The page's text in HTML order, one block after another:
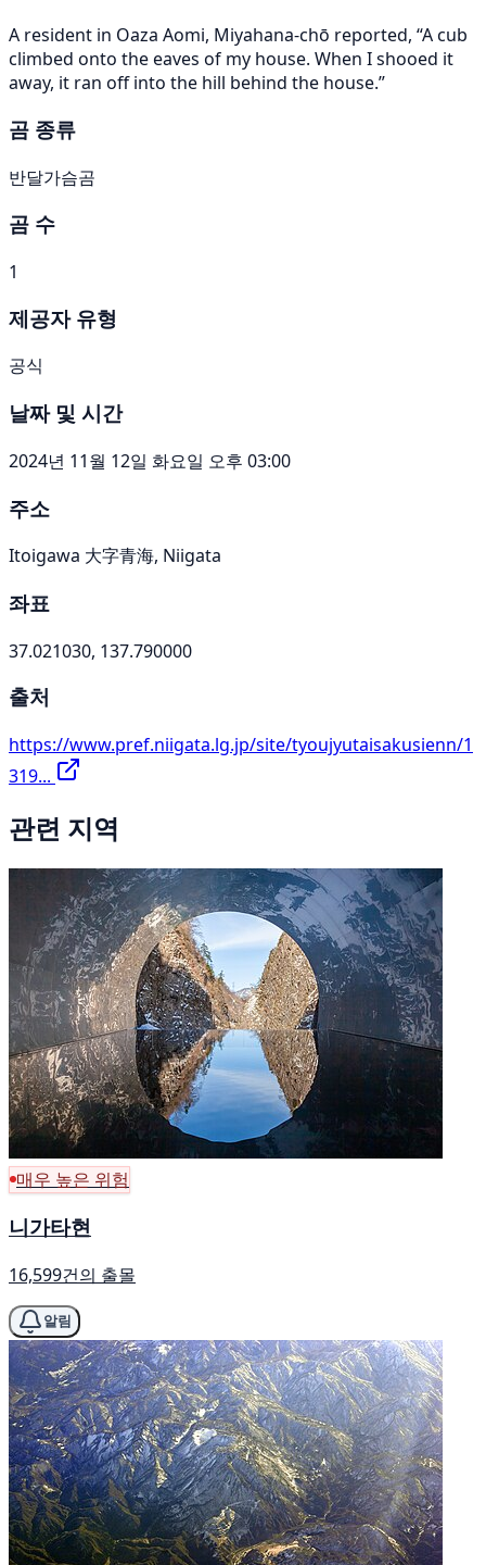
A resident in Oaza Aomi, Miyahana-chō reported, “A cub
climbed onto the eaves of my house. When I shooed it
away, it ran off into the hill behind the house.”
곰 종류
반달가슴곰
곰 수
1
제공자 유형
공식
날짜 및 시간
2024년 11월 12일 화요일 오후 03:00
주소
Itoigawa 大字青海, Niigata
좌표
37.021030, 137.790000
출처
https://www.pref.niigata.lg.jp/site/tyoujyutaisakusienn/1
319...
관련 지역
매우 높은 위험
니가타현
16,599건의 출몰
알림